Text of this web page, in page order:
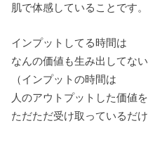
肌で体感していることです。
インプットしてる時間は
なんの価値も生み出してな
（インプットの時間は
人のアウトプットした価値を
ただただ受け取っているだけ